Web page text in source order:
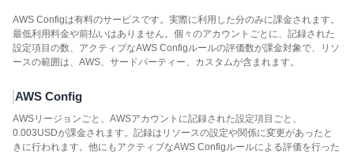
AWS Configは有料のサービスです。実際に利用した分のみに課金されます。
最低利用料金や前払いはありません。個々のアカウントごとに、記録された
設定項目の数、アクティブなAWS Configルールの評価数が課金対象で、リソ
ースの範囲は、AWS、サードパーティー、カスタムが含まれます。
AWS Config
AWSリージョンごと、AWSアカウントに記録された設定項目ごと、
0.003USDが課金されます。記録はリソースの設定や関係に変更があったと
きに行われます。他にもアクティブなAWS Configルールによる評価を行った